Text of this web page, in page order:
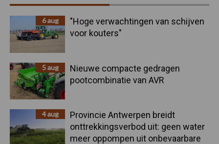
Sidebar
6 aug
"Hoge verwachtingen van schijven
voor kouters"
5 aug
Nieuwe compacte gedragen
pootcombinatie van AVR
4 aug
Provincie Antwerpen breidt
onttrekkingsverbod uit: geen water
meer oppompen uit onbevaarbare